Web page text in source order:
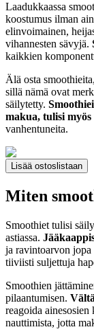
Laadukkaassa
koostumus ilman
elinvoimainen,
vihannesten sävyjä.
kaikkien
Älä osta
sillä nämä ovat
säilytetty.
makua, tulisi myös
vanhentuneita.
Lisää ostoslistaan
Miten
Smoothiet tulisi
astiassa.
ja ravintoarvon jopa
tiiviisti suljettuja
Smoothien
pilaantumisen.
reagoida ainesosien
nauttimista, jotta